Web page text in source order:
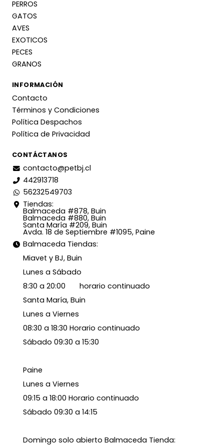
PERROS
GATOS
AVES
EXOTICOS
PECES
GRANOS
INFORMACIÓN
Contacto
Términos y Condiciones
Política Despachos
Política de Privacidad
CONTÁCTANOS
contacto@petbj.cl
442913718
56232549703
Tiendas:
Balmaceda #878, Buin
Balmaceda #880, Buin
Santa María #209, Buin
Avda. 18 de Septiembre #1095, Paine
Balmaceda Tiendas:
Miavet y BJ, Buin
Lunes a Sábado
8:30 a 20:00 horario continuado
Santa María, Buin
Lunes a Viernes
08:30 a 18:30 Horario continuado
Sábado 09:30 a 15:30
Paine
Lunes a Viernes
09:15 a 18:00 Horario continuado
Sábado 09:30 a 14:15
Domingo solo abierto Balmaceda Tienda: